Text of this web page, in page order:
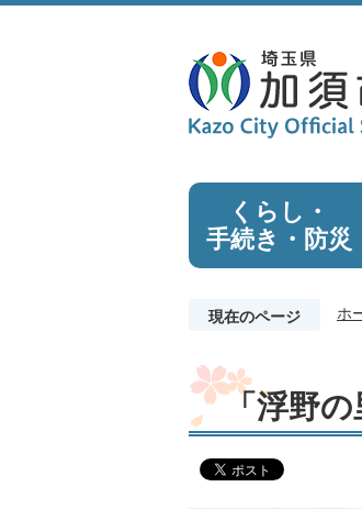
くらし・
手続き ・防災
現在のページ ホ
「浮野